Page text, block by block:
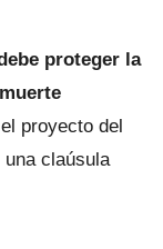
proteger la
proyecto del
una claúsula